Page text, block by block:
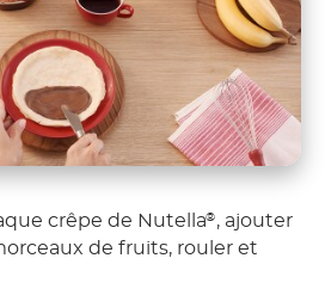
crêpe de Nutella® , ajouter
de fruits, rouler et